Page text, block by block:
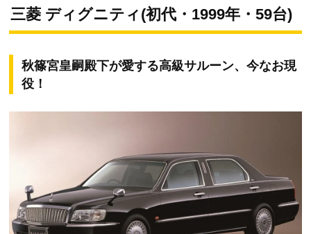
三菱 ディグニティ(初代・1999年・59台)
秋篠宮皇嗣殿下が愛する高級サルーン、今なお現
役！